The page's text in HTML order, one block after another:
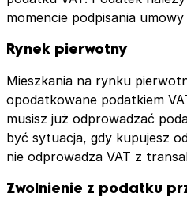
momencie podpisania
Rynek pierwotny
Mieszkania na rynku
opodatkowane podatkiem
musisz już odprowadzać
być sytuacja, gdy kupujesz
nie odprowadza VAT z
Zwolnienie z podatku